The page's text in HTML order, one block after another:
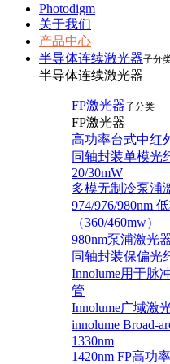
Photodigm
关于我们
产品中心
半导体连续激光器子分
半导体连续激光器
FP激光器子分类
FP激光器
高功率台式中红
同轴封装单模光
20/30mW
多模无制冷泵浦
974/976/980nm
（360/460mw）
980nm泵浦激光
同轴封装保偏光
Innolume用于脉
管
Innolume广域激
innolume Broad-
1330nm
1420nm FP高功